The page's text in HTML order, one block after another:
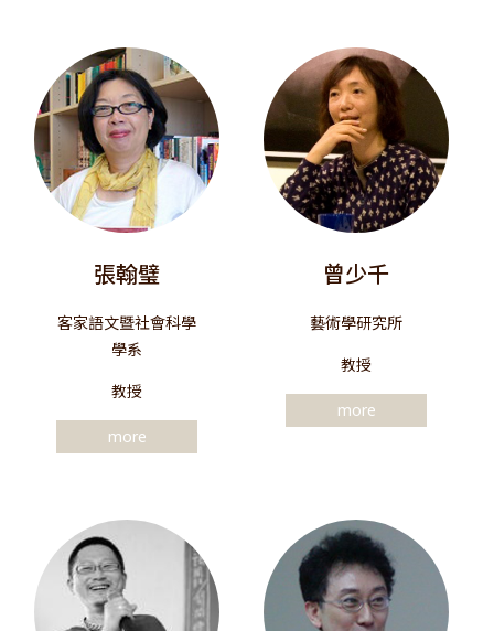
張翰璧
客家語文暨社會科學
學系
教授
more
曾少千
藝術學研究所
教授
more